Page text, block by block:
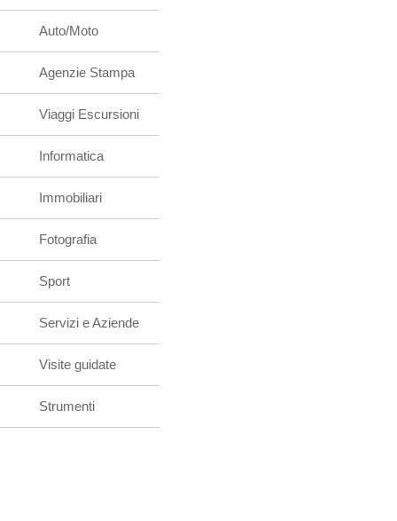
Auto/Moto
Agenzie Stampa
Viaggi Escursioni
Informatica
Immobiliari
Fotografia
Sport
Servizi e Aziende
Visite guidate
Strumenti